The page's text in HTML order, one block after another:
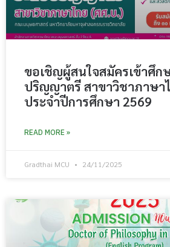
ขอเชิญผู้สนใจสมัครเข้าศึก
ปริญญาตรี สาขาวิชาภาษา
ประจำปีการศึกษา 2569
READ MORE »
Gradthai MCU 24/11/2025